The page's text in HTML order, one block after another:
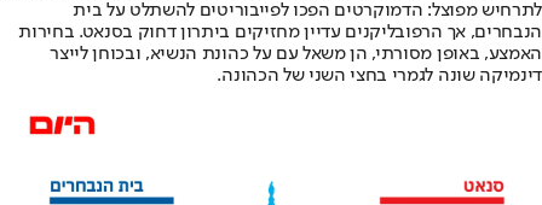
לתרחיש מפוצל: הדמוקרטים הפכו לפייבוריטים להשתלט על בית
הנבחרים, אך הרפובליקנים עדיין מחזיקים ביתרון דחוק בסנאט. בחירות
האמצע, באופן מסורתי, הן משאל עם על כהונת הנשיא, ובכוחן לייצר
דינמיקה שונה לגמרי בחצי השני של הכהונה.